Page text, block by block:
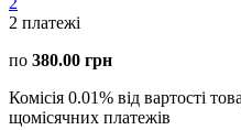
2 платежі
по 380.00 грн
Комісія 0.01% від вартості
щомісячних платежів